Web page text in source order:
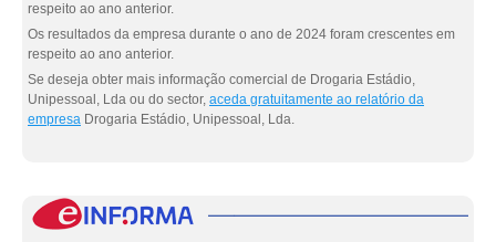
respeito ao ano anterior.
Os resultados da empresa durante o ano de 2024 foram crescentes em
respeito ao ano anterior.
Se deseja obter mais informação comercial de Drogaria Estádio,
Unipessoal, Lda ou do sector, aceda gratuitamente ao relatório da
empresa Drogaria Estádio, Unipessoal, Lda.